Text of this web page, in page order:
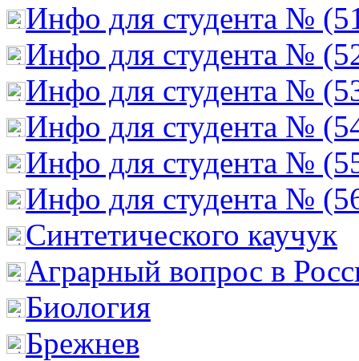
Инфо для студента №
Инфо для студента №
Инфо для студента №
Инфо для студента №
Инфо для студента №
Инфо для студента №
Cинтетического каучук
Аграрный вопрос в
Биология
Брежнев